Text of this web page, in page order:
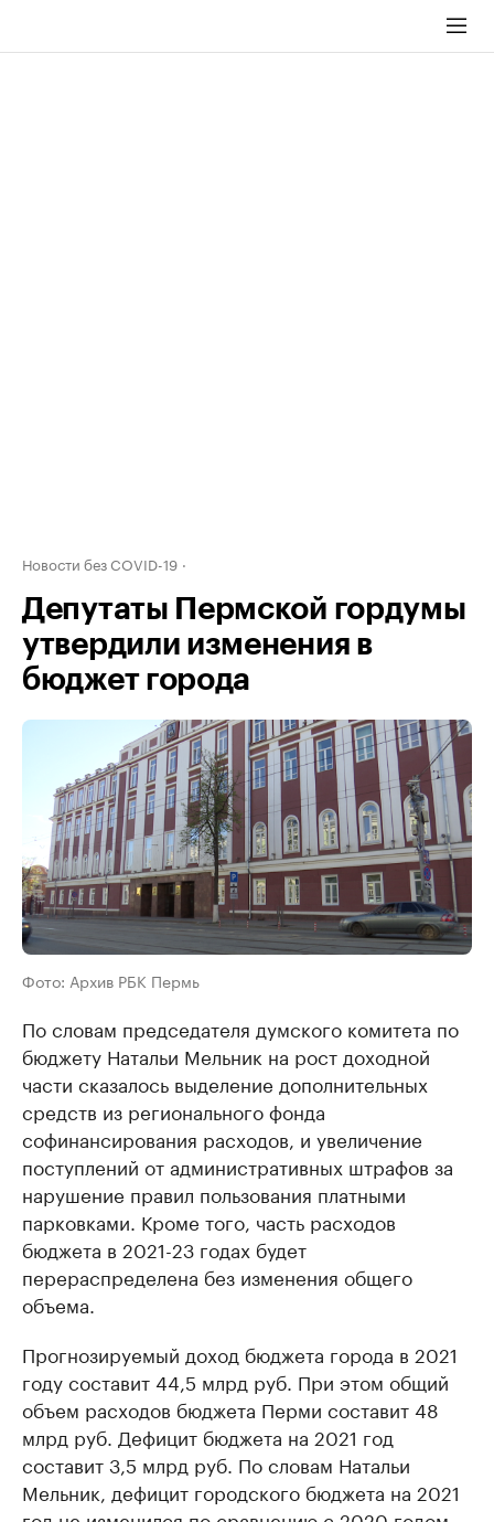
Новости без COVID-19
Депутаты Пермской гордумы
утвердили изменения в
бюджет города
Фото: Архив РБК Пермь
По словам председателя думского комитета по
бюджету Натальи Мельник на рост доходной
части сказалось выделение дополнительных
средств из регионального фонда
софинансирования расходов, и увеличение
поступлений от административных штрафов за
нарушение правил пользования платными
парковками. Кроме того, часть расходов
бюджета в 2021-23 годах будет
перераспределена без изменения общего
объема.
Прогнозируемый доход бюджета города в 2021
году составит 44,5 млрд руб. При этом общий
объем расходов бюджета Перми составит 48
млрд руб. Дефицит бюджета на 2021 год
составит 3,5 млрд руб. По словам Натальи
Мельник, дефицит городского бюджета на 2021